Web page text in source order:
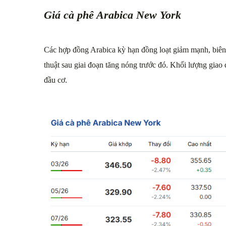
Giá cà phê Arabica New York
Các hợp đồng Arabica kỳ hạn đồng loạt giảm mạnh,
thuật sau giai đoạn tăng nóng trước đó. Khối lượng
đầu cơ.